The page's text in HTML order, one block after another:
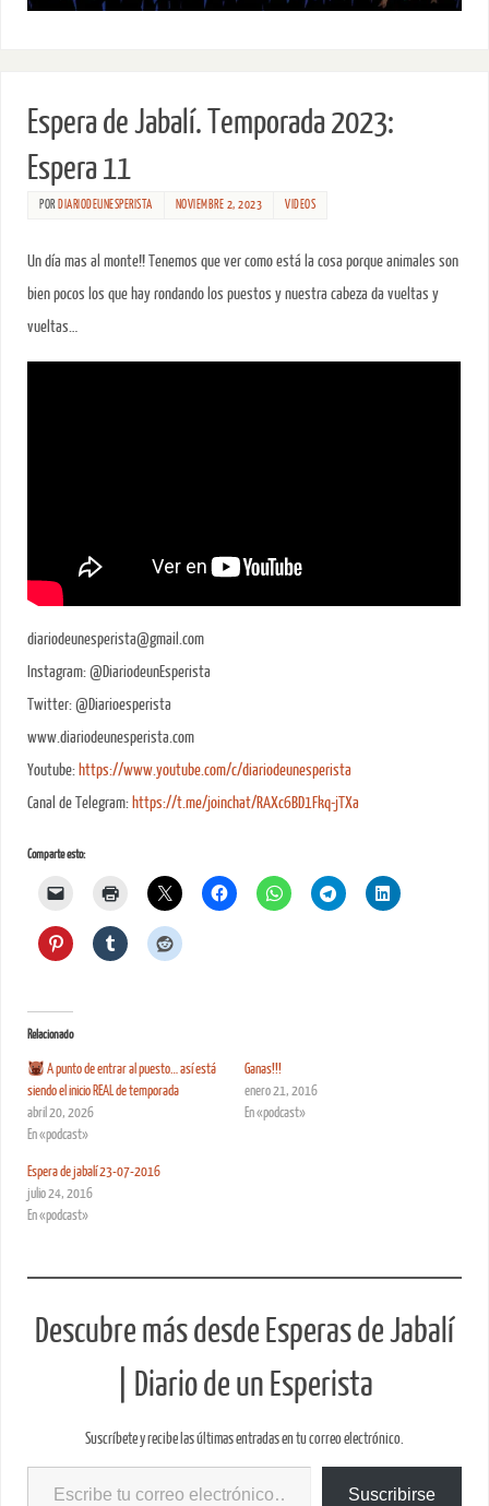
Espera de Jabalí. Temporada 2023:
Espera 11
POR DIARIODEUNESPERISTA NOVIEMBRE 2, 2023 VIDEOS
Un día mas al monte!! Tenemos que ver como está la cosa porque animales son
bien pocos los que hay rondando los puestos y nuestra cabeza da vueltas y
vueltas…
diariodeunesperista@gmail.com
Instagram: @DiariodeunEsperista
Twitter: @Diarioesperista
www.diariodeunesperista.com
Youtube: https://www.youtube.com/c/diariodeunesperista
Canal de Telegram: https://t.me/joinchat/RAXc6BD1Fkq-jTXa
Comparte esto:
Relacionado
A punto de entrar al puesto… así está
siendo el inicio REAL de temporada
abril 20, 2026
En «podcast»
Ganas!!!
enero 21, 2016
En «podcast»
Espera de jabalí 23-07-2016
julio 24, 2016
En «podcast»
Descubre más desde Esperas de Jabalí
| Diario de un Esperista
Suscríbete y recibe las últimas entradas en tu correo electrónico.
Suscribirse